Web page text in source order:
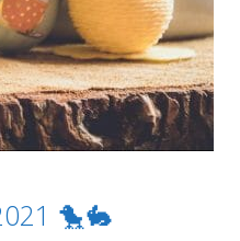
🐤🐇